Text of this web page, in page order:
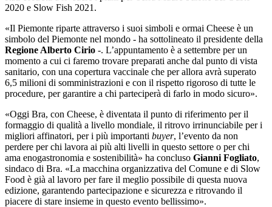
2020 e Slow Fish 2021.
«Il Piemonte riparte attraverso i suoi simboli e ormai Cheese è un
simbolo del Piemonte nel mondo - ha sottolineato il presidente della
Regione Alberto Cirio -. L’appuntamento è a settembre per un
momento a cui ci faremo trovare preparati anche dal punto di vista
sanitario, con una copertura vaccinale che per allora avrà superato
6,5 milioni di somministrazioni e con il rispetto rigoroso di tutte le
procedure, per garantire a chi parteciperà di farlo in modo sicuro».
«Oggi Bra, con Cheese, è diventata il punto di riferimento per il
formaggio di qualità a livello mondiale, il ritrovo irrinunciabile per i
migliori affinatori, per i più importanti buyer, l’evento da non
perdere per chi lavora ai più alti livelli in questo settore o per chi
ama enogastronomia e sostenibilità» ha concluso Gianni Fogliato,
sindaco di Bra. «La macchina organizzativa del Comune e di Slow
Food è già al lavoro per fare il meglio possibile di questa nuova
edizione, garantendo partecipazione e sicurezza e ritrovando il
piacere di stare insieme in questo evento bellissimo».